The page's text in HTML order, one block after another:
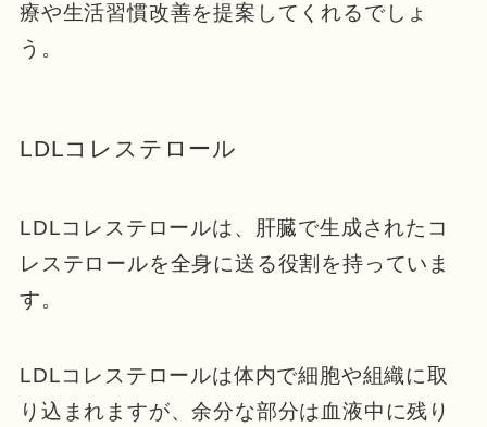
療や生活習慣改善を提案してくれるでしょ
う。
LDLコレステロール
LDLコレステロールは、肝臓で生成されたコ
レステロールを全身に送る役割を持っていま
す。
LDLコレステロールは体内で細胞や組織に取
り込まれますが、余分な部分は血液中に残り